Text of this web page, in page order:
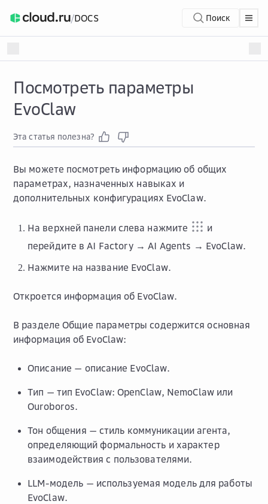
/DOCS Поиск
Посмотреть параметры
EvoClaw
Эта статья полезна?
Вы можете посмотреть информацию об общих
параметрах, назначенных навыках и
дополнительных конфигурациях EvoClaw.
На верхней панели слева нажмите
и
перейдите вAI Factory → AI Agents → EvoClaw.
Нажмите на название EvoClaw.
Откроется информация об EvoClaw.
В разделе Общие параметры содержится основная
информация об EvoClaw:
Описание — описание EvoClaw.
Тип — тип EvoClaw: OpenClaw, NemoClaw или
Ouroboros.
Тон общения — стиль коммуникации агента,
определяющий формальность и характер
взаимодействия с пользователями.
LLM-модель — используемая модель для работы
EvoClaw.